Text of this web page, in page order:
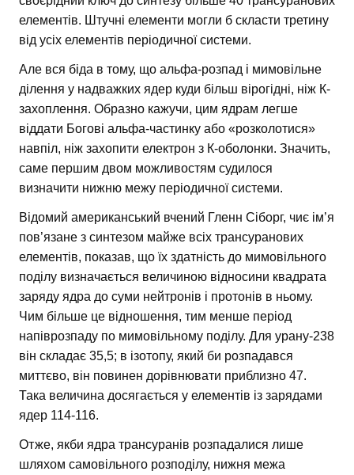
елементів. Штучні елементи могли б скласти третину
від усіх елементів періодичної системи.
Але вся біда в тому, що альфа-розпад і мимовільне
ділення у надважких ядер куди більш вірогідні, ніж К-
захоплення. Образно кажучи, цим ядрам легше
віддати Богові альфа-частинку або «розколотися»
навпіл, ніж захопити електрон з К-оболонки. Значить,
саме першим двом можливостям судилося
визначити нижню межу періодичної системи.
Відомий американський вчений Гленн Сіборг, чиє ім’я
пов’язане з синтезом майже всіх трансуранових
елементів, показав, що їх здатність до мимовільного
поділу визначається величиною відносини квадрата
заряду ядра до суми нейтронів і протонів в ньому.
Чим більше це відношення, тим менше період
напіврозпаду по мимовільному поділу. Для урану-238
він складає 35,5; в ізотопу, який би розпадався
миттєво, він повинен дорівнювати приблизно 47.
Така величина досягається у елементів із зарядами
ядер 114-116.
Отже, якби ядра трансуранів розпадалися лише
шляхом самовільного розподілу, нижня межа